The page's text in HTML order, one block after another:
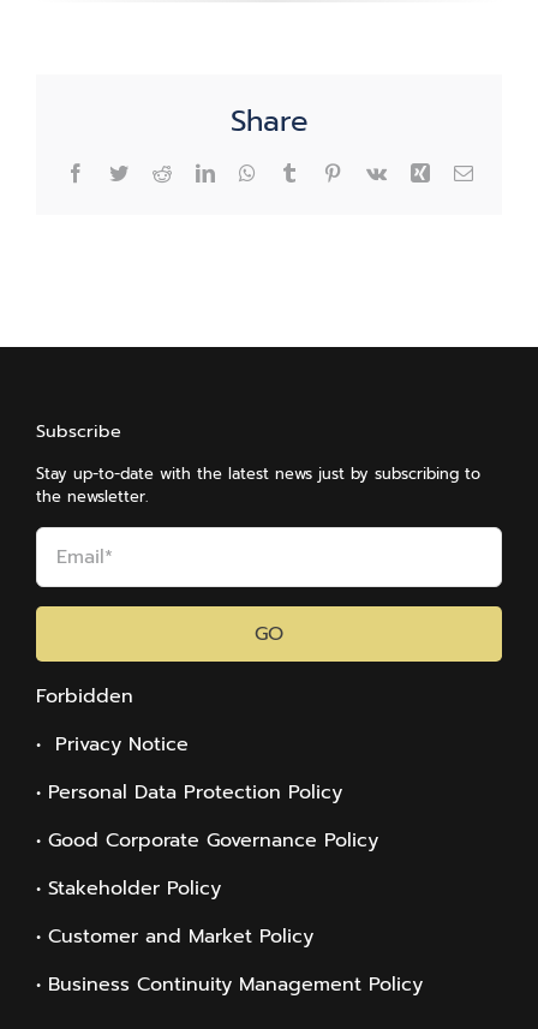
Share
Facebook
TwitterRedditLinkedInWhatsApp
TumblrPinterest
Vk Xing Email
Subscribe
Stay up-to-date with the latest news just by subscribing to
the newsletter.
GO
Forbidden
• Privacy Notice
• Personal Data Protection Policy
• Good Corporate Governance Policy
• Stakeholder Policy
• Customer and Market Policy
• Business Continuity Management Policy